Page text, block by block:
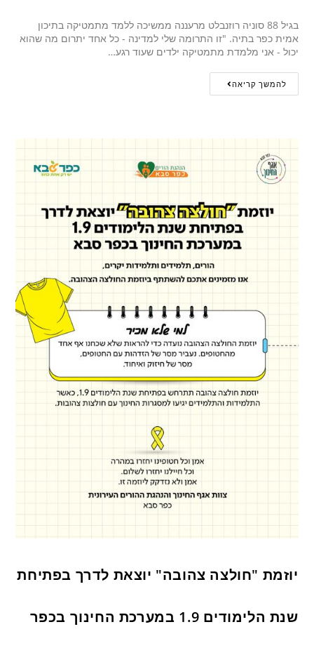
בגיל 88 סוניה רוזנבלט מרעננה ממשיכה ללמד מתמטיקה בתיכון
אמית כפר בתיה. "זו התרומה שלי למדינה - כל אחד יתרום מה שהוא
יכול - אני מלמדת מתמטיקה ילדים שעוד רגע…
להמשך קריאה
יוזמת "חולצה צהובה" יוצאת לדרך בפתיחת
שנת הלימודים 1.9 במערכת החינוך בכפר